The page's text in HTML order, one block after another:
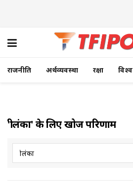
राजनीति अर्थव्यवस्था रक्षा विश्व
'श्रीलंका' के लिए खोज परिणाम